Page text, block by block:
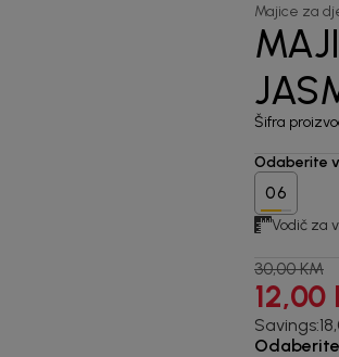
Majice za
Šifra
Odaberite
06
Vodič za
30,00 KM
12,00
Savings: